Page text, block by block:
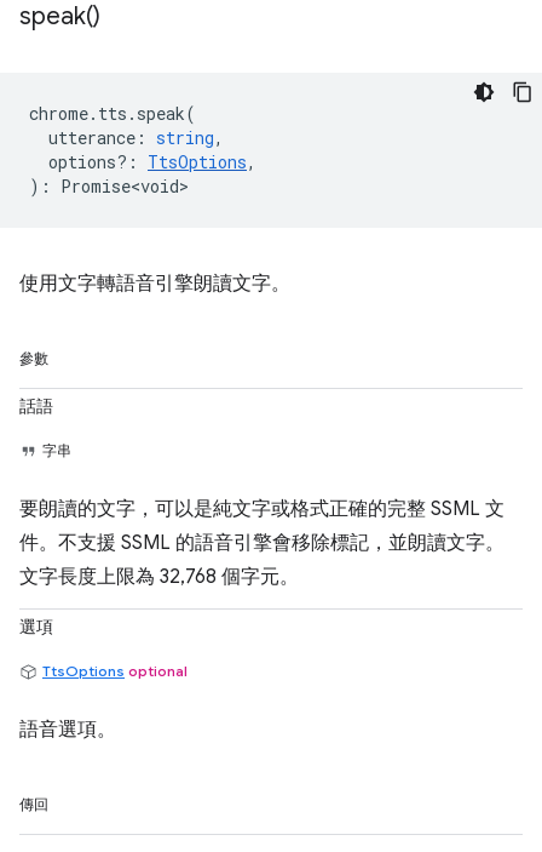
speak()
chrome. tts . speak(
utterance : string,
options? : TtsOptions,
) : Promise<void>
使用文字轉語音引擎朗讀文字。
參數
話語
字串
要朗讀的文字，可以是純文字或格式正確的完整 SSML 文
件。不支援 SSML 的語音引擎會移除標記，並朗讀文字。
文字長度上限為 32,768 個字元。
選項
TtsOptions optional
語音選項。
傳回